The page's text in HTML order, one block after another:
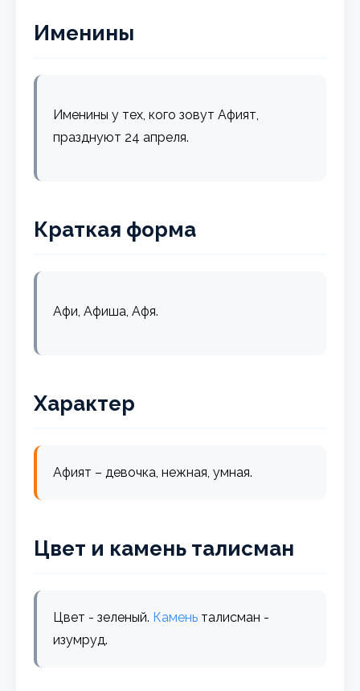
Именины
Именины у тех, кого зовут Афият,
празднуют 24 апреля.
Краткая форма
Афи, Афиша, Афя.
Характер
Афият – девочка, нежная, умная.
Цвет и камень талисман
Цвет - зеленый. Камень талисман -
изумруд.